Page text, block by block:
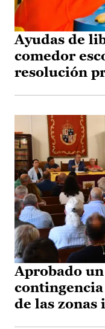
Ayudas de
comedor
resolución
Aprobado
de las zonas